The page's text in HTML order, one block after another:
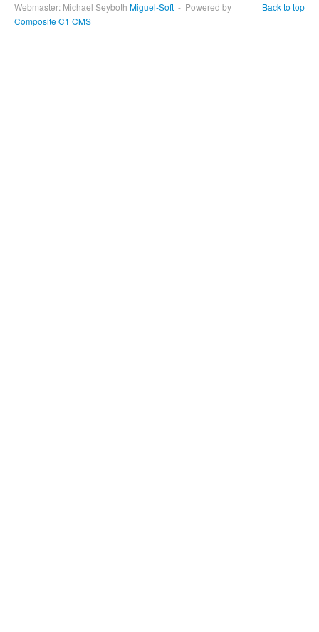
Back to top
Webmaster: Michael Seyboth Miguel-Soft - Powered by
Composite C1 CMS